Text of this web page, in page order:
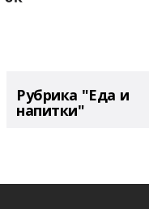
Рубрика "Еда и
напитки"